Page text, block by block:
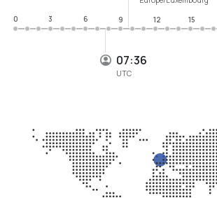
07:36
UTC
0
3 6 9 12 15